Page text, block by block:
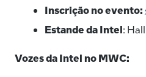
Inscrição no evento:
Estande da Intel:
Vozes da Intel no MWC: